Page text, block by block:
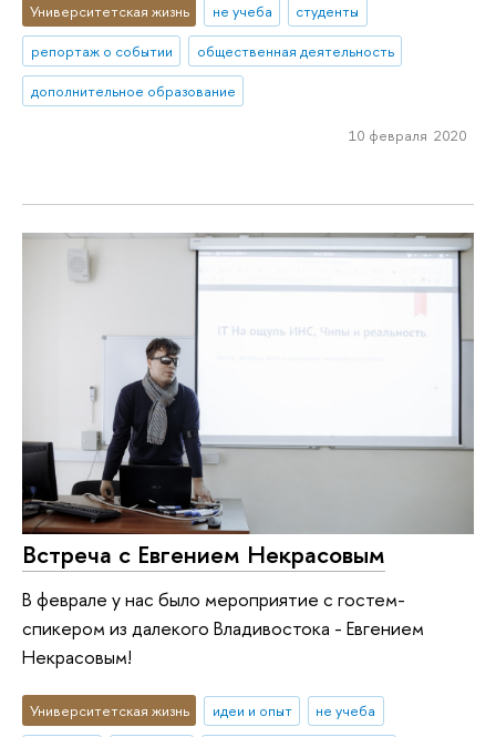
Университетская жизнь не учеба
студенты
репортаж о событии
общественная деятельность
дополнительное образование
10 февраля 2020
Встреча с Евгением Некрасовым
В феврале у нас было мероприятие с гостем-
спикером из далекого Владивостока - Евгением
Некрасовым!
Университетская жизнь идеи и опыт
не учеба